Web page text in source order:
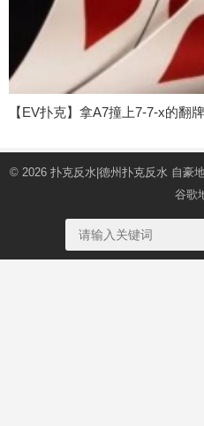
【EV扑克】拿A7撞上7-7-x的翻
© 2026 扑克反水|德州扑克反水 自豪
谷歌